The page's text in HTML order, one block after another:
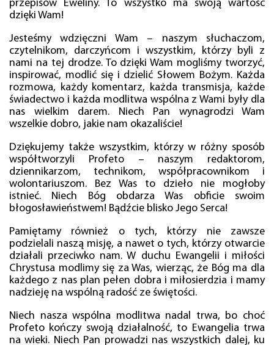
przepisów Eweliny. To wszystko ma swoją wartość
dzięki Wam!
Jesteśmy wdzięczni Wam – naszym słuchaczom,
czytelnikom, darczyńcom i wszystkim, którzy byli z
nami na tej drodze. To dzięki Wam mogliśmy tworzyć,
inspirować, modlić się i dzielić Słowem Bożym. Każda
rozmowa, każdy komentarz, każda transmisja, każde
świadectwo i każda modlitwa wspólna z Wami były dla
nas wielkim darem. Niech Pan wynagrodzi Wam
wszelkie dobro, jakie nam okazaliście!
Dziękujemy także wszystkim, którzy w różny sposób
współtworzyli Profeto – naszym redaktorom,
dziennikarzom, technikom, współpracownikom i
wolontariuszom. Bez Was to dzieło nie mogłoby
istnieć. Niech Bóg obdarza Was obficie swoim
błogosławieństwem! Bądźcie blisko Jego Serca!
Pamiętamy również o tych, którzy nie zawsze
podzielali naszą misję, a nawet o tych, którzy otwarcie
działali przeciwko nam. W duchu Ewangelii i miłości
Chrystusa modlimy się za Was, wierząc, że Bóg ma dla
każdego z nas plan pełen dobra i miłosierdzia i mamy
nadzieję na wspólną radość ze świętości.
Niech nasza wspólna modlitwa nadal trwa, bo choć
Profeto kończy swoją działalność, to Ewangelia trwa
na wieki. Niech Pan prowadzi nas wszystkich dalej, ku